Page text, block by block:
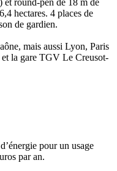
hectares. 4 places de
de gardien.
mais aussi Lyon, Paris
la gare TGV Le Creusot-
pour un usage
par an.